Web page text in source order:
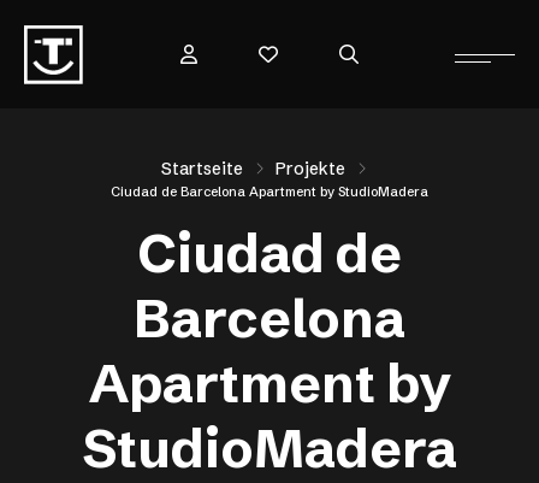
Startseite Projekte
Ciudad de Barcelona Apartment by StudioMadera
Ciudad de
Barcelona
Apartment by
StudioMadera